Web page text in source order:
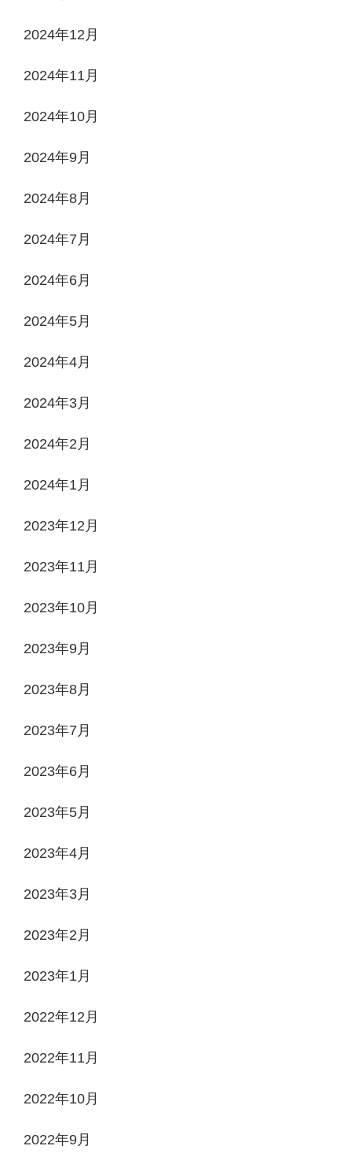
2024年12月
2024年11月
2024年10月
2024年9月
2024年8月
2024年7月
2024年6月
2024年5月
2024年4月
2024年3月
2024年2月
2024年1月
2023年12月
2023年11月
2023年10月
2023年9月
2023年8月
2023年7月
2023年6月
2023年5月
2023年4月
2023年3月
2023年2月
2023年1月
2022年12月
2022年11月
2022年10月
2022年9月